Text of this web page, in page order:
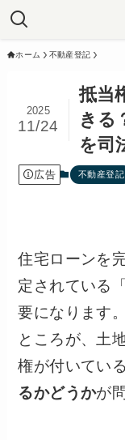
ホーム 不動産登記
抵当
きる
を司
2025
11/24
広告 不動産登記
住宅ローンを
定されている
要になります。
ところが、土
権が付いてい
るかどうかが